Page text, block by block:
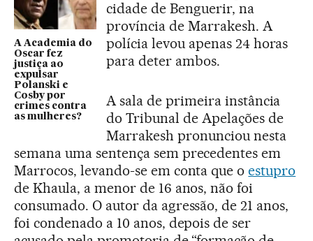
A Academia do
Oscar fez
justiça ao
expulsar
Polanski e
Cosby por
crimes contra
as mulheres?
cidade de Benguerir, na
província de Marrakesh. A
polícia levou apenas 24 horas
para deter ambos.
A sala de primeira instância
do Tribunal de Apelações de
Marrakesh pronunciou nesta
semana uma sentença sem precedentes em
Marrocos, levando-se em conta que oestupro
de Khaula, a menor de 16 anos, não foi
consumado. O autor da agressão, de 21 anos,
foi condenado a 10 anos, depois de ser